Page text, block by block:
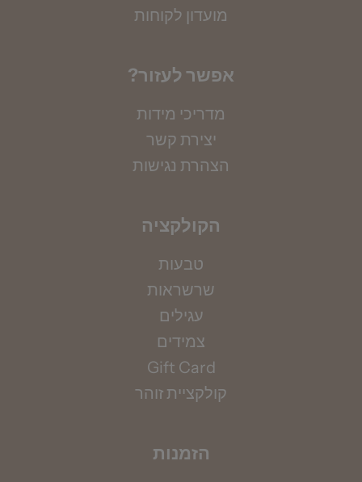
מדידת קוטר צמיד
בס"מ, תוכלי להשתמש גם בסרט מדידה.
מועדון לקוחות
?אפשר לעזור
מדריכי מידות
יצירת קשר
הצהרת נגישות
הקולקציה
טבעות
שרשראות
עגילים
צמידים
Gift Card
קולקציית זוהר
הזמנות